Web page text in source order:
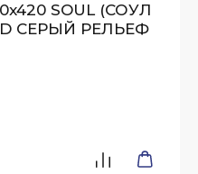
SOUL (СОУЛ
СЕРЫЙ РЕЛЬЕФ